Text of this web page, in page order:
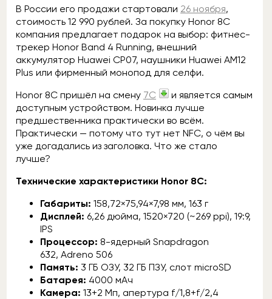
В России его продажи стартовали 26 ноября,
стоимость 12 990 рублей. За покупку Honor 8C
компания предлагает подарок на выбор: фитнес-
трекер Honor Band 4 Running, внешний
аккумулятор Huawei CP07, наушники Huawei AM12
Plus или фирменный монопод для селфи.
Honor 8C пришёл на смену 7С
и является самым
доступным устройством. Новинка лучше
предшественника практически во всём.
Практически — потому что тут нет NFC, о чём вы
уже догадались из заголовка. Что же стало
лучше?
Технические характеристики Honor 8C:
Габариты: 158,72×75,94×7,98 мм, 163 г
Дисплей: 6,26 дюйма, 1520×720 (~269 ppi), 19:9,
IPS
Процессор: 8-ядерный Snapdragon
632, Adreno 506
Память: 3 ГБ ОЗУ, 32 ГБ ПЗУ, слот microSD
Батарея: 4000 мАч
Камера: 13+2 Мп, апертура f/1,8+f/2,4